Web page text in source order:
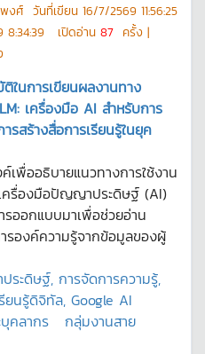
งศ์ วันที่เขียน 16/7/2569 11:56:25
เปิดอ่าน 87 ครั้ง |
ในการเขียนผลงานทาง
เครื่องมือ AI สำหรับการ
รสร้างสื่อการเรียนรู้ในยุค
เพื่ออธิบายแนวทางการใช้งาน
ครื่องมือปัญญาประดิษฐ์ (AI)
ออกแบบมาเพื่อช่วยอ่าน
รองค์ความรู้จากข้อมูลของผู้
ะดิษฐ์, การจัดการความรู้,
ยนรู้ดิจิทัล, Google AI
คลากร
กลุ่มงานสาย